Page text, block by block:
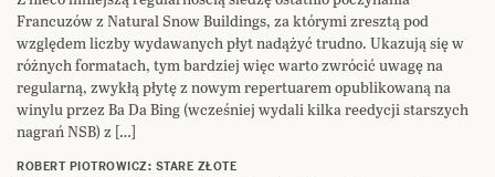
Francuzów z Natural Snow Buildings, za którymi zresztą pod
względem liczby wydawanych płyt nadążyć trudno. Ukazują się w
różnych formatach, tym bardziej więc warto zwrócić uwagę na
regularną, zwykłą płytę z nowym repertuarem opublikowaną na
winylu przez Ba Da Bing (wcześniej wydali kilka reedycji starszych
nagrań NSB) z […]
ROBERT PIOTROWICZ: STARE ZŁOTE